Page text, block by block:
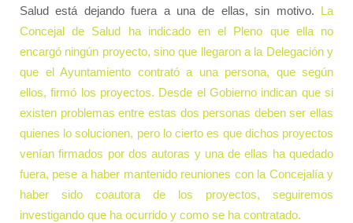
Salud está dejando fuera a una de ellas, sin motivo.
La
Concejal de Salud ha indicado en el Pleno que ella no
encargó ningún proyecto, sino que llegaron a la Delegación y
que el Ayuntamiento contrató a una persona, que según
ellos, firmó los proyectos. Desde el Gobierno indican que si
existen problemas entre estas dos personas deben ser ellas
quienes lo solucionen, pero lo cierto es que dichos proyectos
venían firmados por dos autoras y una de ellas ha quedado
fuera, pese a haber mantenido reuniones con la Concejalía y
haber sido coautora de los proyectos, seguiremos
investigando que ha ocurrido y como se ha contratado.